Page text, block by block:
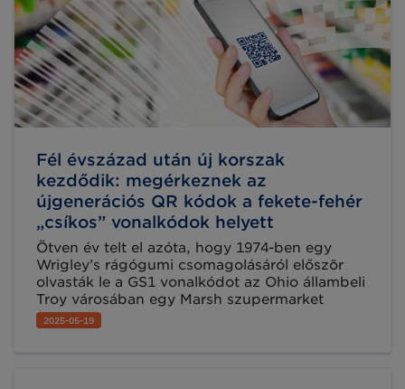
Fél évszázad után új korszak
kezdődik: megérkeznek az
újgenerációs QR kódok a fekete-fehér
„csíkos” vonalkódok helyett
Ötven év telt el azóta, hogy 1974-ben egy
Wrigley’s rágógumi csomagolásáról először
olvasták le a GS1 vonalkódot az Ohio állambeli
Troy városában egy Marsh szupermarket
kasszájánál. Azóta a fekete-fehér csíkos
jelképek meghódították a világot: ma már
2025-05-19